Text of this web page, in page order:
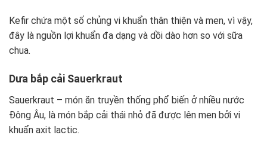
Kefir chứa một số chủng vi khuẩn thân thiện và men, vì vậy,
đây là nguồn lợi khuẩn đa dạng và dồi dào hơn so với sữa
chua.
Dưa bắp cải Sauerkraut
Sauerkraut – món ăn truyền thống phổ biến ở nhiều nước
Đông Âu, là món bắp cải thái nhỏ đã được lên men bởi vi
khuẩn axit lactic.